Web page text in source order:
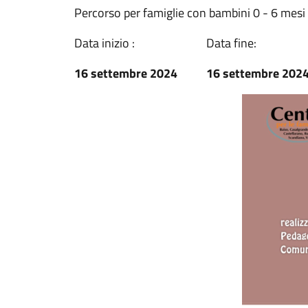
Percorso per famiglie con bambini 0 - 6 mesi
Data inizio :
16 settembre 2024
Data fine:
16 settembre